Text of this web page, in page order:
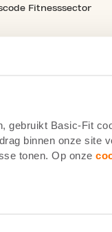
gebruikt Basic-Fit
binnen onze site
tonen. Op onze
Fitnesssector